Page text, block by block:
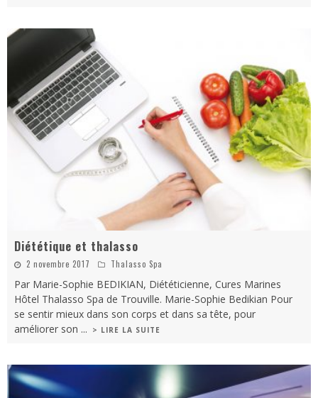
Diététique et thalasso
2 novembre 2017 Thalasso Spa
Par Marie-Sophie BEDIKIAN, Diététicienne, Cures Marines
Hôtel Thalasso Spa de Trouville. Marie-Sophie Bedikian Pour
se sentir mieux dans son corps et dans sa tête, pour
améliorer son ... > LIRE LA SUITE